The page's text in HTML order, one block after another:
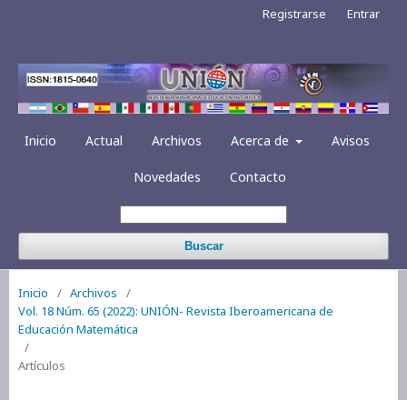
Inicio Actual Archivos Acerca de Avisos
Novedades Contacto
Buscar
Registrarse Entrar
Inicio / Archivos
/
Vol. 18 Núm. 65 (2022): UNIÓN- Revista Iberoamericana de
Educación Matemática
/
Artículos